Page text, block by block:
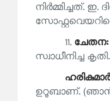
നിർമ്മിച്ചത്.
11. ചേതന:
സ്വാധീനിച്ച
ഉറൂബാണ്.